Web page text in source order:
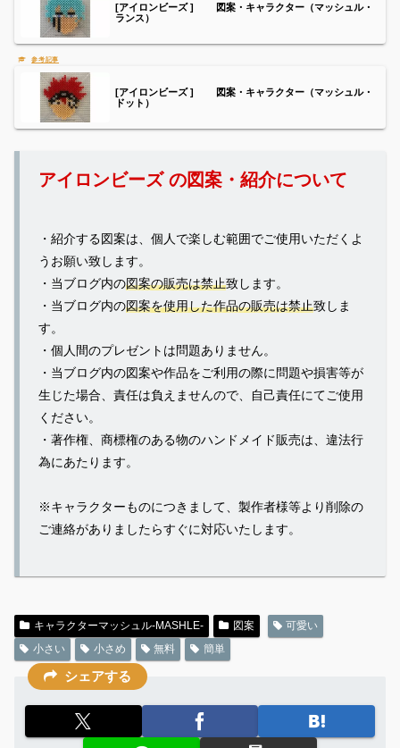
[アイロンビーズ ] 図案・キャラクター（マッシュル・
ランス）
[アイロンビーズ ] 図案・キャラクター（マッシュル・
ドット）
アイロンビーズ の図案・紹介について
・紹介する図案は、個人で楽しむ範囲でご使用いただくよ
うお願い致します。
・当ブログ内の図案の販売は禁止致します。
・当ブログ内の図案を使用した作品の販売は禁止致しま
す。
・個人間のプレゼントは問題ありません。
・当ブログ内の図案や作品をご利用の際に問題や損害等が
生じた場合、責任は負えませんので、自己責任にてご使用
ください。
・著作権、商標権のある物のハンドメイド販売は、違法行
為にあたります。
※キャラクターものにつきまして、製作者様等より削除の
ご連絡がありましたらすぐに対応いたします。
キャラクターマッシュル-MASHLE- 図案
可愛い
小さい
小さめ 無料 簡単
シェアする